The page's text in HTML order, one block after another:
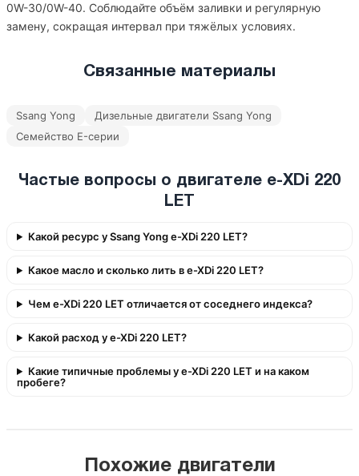
0W-30/0W-40. Соблюдайте объём заливки и регулярную
замену, сокращая интервал при тяжёлых условиях.
Связанные материалы
Ssang Yong
Дизельные двигатели Ssang Yong
Семейство E-серии
Частые вопросы о двигателе e-XDi 220
LET
Какой ресурс у Ssang Yong e-XDi 220 LET?
Какое масло и сколько лить в e-XDi 220 LET?
Чем e-XDi 220 LET отличается от соседнего индекса?
Какой расход у e-XDi 220 LET?
Какие типичные проблемы у e-XDi 220 LET и на каком
пробеге?
Похожие двигатели